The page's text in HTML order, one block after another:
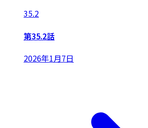
35.2
第35.2話
2026年1月7日